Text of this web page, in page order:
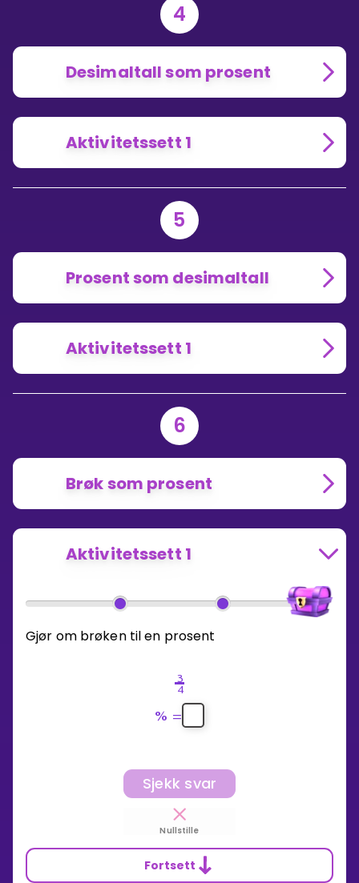
4
Desimaltall som prosent
Aktivitetssett 1
5
Prosent som desimaltall
Aktivitetssett 1
6
Brøk som prosent
Aktivitetssett 1
Gjør om brøken til en prosent
4
3
% =
Sjekk svar
Nullstille
Fortsett